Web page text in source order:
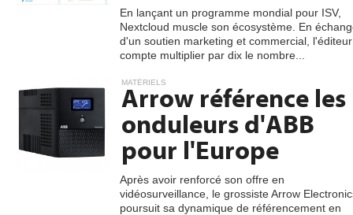
Inscription
gratuite
En lançant un programme mondial pour ISV,
Nextcloud muscle son écosystème. En
d'un soutien marketing et commercial, l'éditeur
compte multiplier par dix le nombre...
MATÉRIELS
Arrow référence les
onduleurs d'ABB
pour l'Europe
Après avoir renforcé son offre en
vidéosurveillance, le grossiste Arrow
poursuit sa dynamique de référencement en